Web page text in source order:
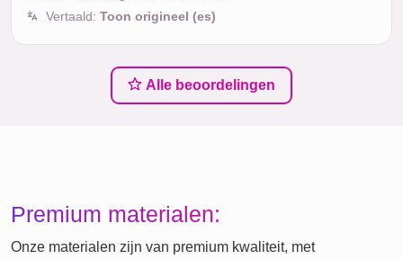
Vertaald: Toon origineel (es)
Alle beoordelingen
Premium materialen:
Onze materialen zijn van premium kwaliteit, met